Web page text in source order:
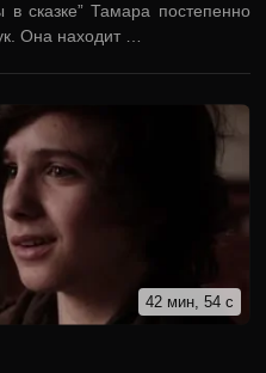
сказке” Тамара постепенно
Она находит …
42 мин, 54 с